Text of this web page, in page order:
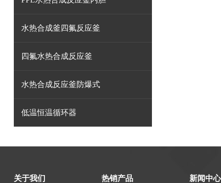
水热合成釜四氟反应釜
四氟水热合成反应釜
水热合成反应釜防爆式
低温恒温循环器
关于我们 热销产品 新闻中心